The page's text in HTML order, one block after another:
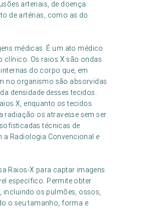
arteriais, de doença
de artérias, como as do
médicas. É um ato médico
clínico. Os raios X são ondas
do corpo que, em
no organismo são absorvidas
densidade desses tecidos.
X, enquanto os tecidos
radiação os atravesse sem ser
técnicas de
Radiologia Convencional e
Raios-X para captar imagens
específico. Permite obter
os pulmões, ossos,
o seu tamanho, forma e